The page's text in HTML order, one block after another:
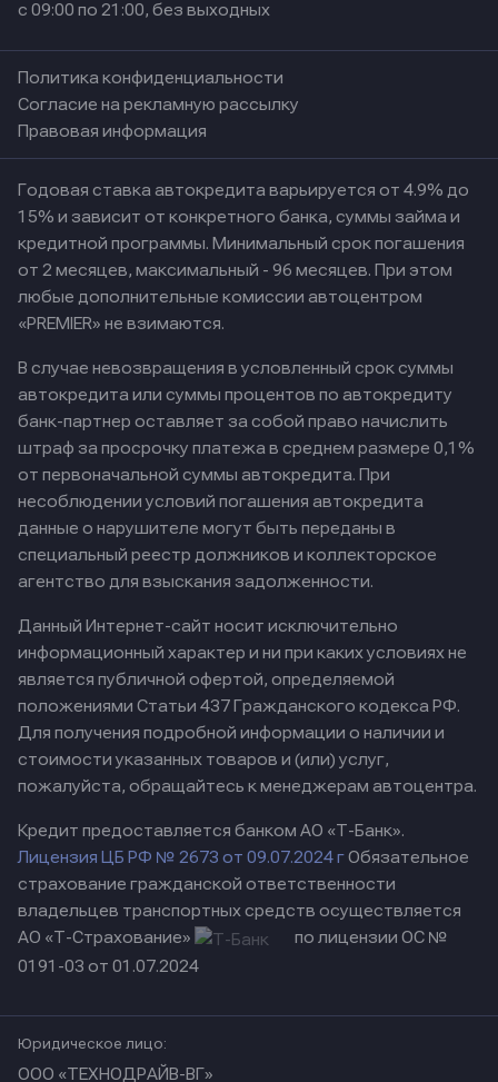
с 09:00 по 21:00, без выходных
Политика конфиденциальности
Согласие на рекламную рассылку
Правовая информация
Годовая ставка автокредита варьируется от 4.9% до
15% и зависит от конкретного банка, суммы займа и
кредитной программы. Минимальный срок погашения
от 2 месяцев, максимальный - 96 месяцев. При этом
любые дополнительные комиссии автоцентром
«PREMIER» не взимаются.
В случае невозвращения в условленный срок суммы
автокредита или суммы процентов по автокредиту
банк-партнер оставляет за собой право начислить
штраф за просрочку платежа в среднем размере 0,1%
от первоначальной суммы автокредита. При
несоблюдении условий погашения автокредита
данные о нарушителе могут быть переданы в
специальный реестр должников и коллекторское
агентство для взыскания задолженности.
Данный Интернет-сайт носит исключительно
информационный характер и ни при каких условиях не
является публичной офертой, определяемой
положениями Статьи 437 Гражданского кодекса РФ.
Для получения подробной информации о наличии и
стоимости указанных товаров и (или) услуг,
пожалуйста, обращайтесь к менеджерам автоцентра.
Кредит предоставляется банком АО «Т-Банк».
Лицензия ЦБ РФ № 2673 от 09.07.2024 гОбязательное
страхование гражданской ответственности
владельцев транспортных средств осуществляется
АО «Т-Страхование»
по лицензии ОС №
0191-03 от 01.07.2024
Юридическое лицо:
ООО «ТЕХНОДРАЙВ-ВГ»